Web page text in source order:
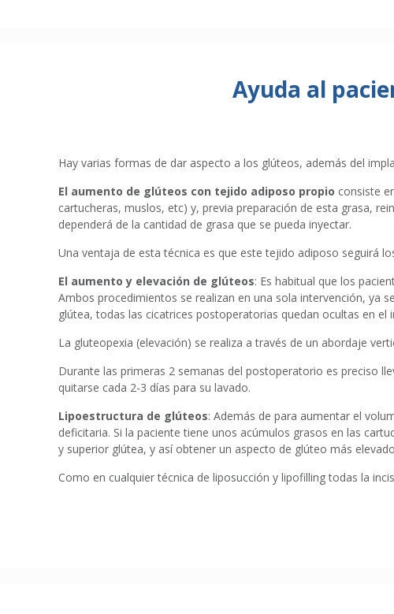
Ayuda al
Hay varias formas de dar aspecto a los glúteos, además del
El aumento de glúteos con tejido adiposo propio consiste
cartucheras, muslos, etc) y, previa preparación de esta grasa,
dependerá de la cantidad de grasa que se pueda inyectar.
Una ventaja de esta técnica es que este tejido adiposo seguirá
El aumento y elevación de glúteos: Es habitual que los
Ambos procedimientos se realizan en una sola intervención, ya
glútea, todas las cicatrices postoperatorias quedan ocultas en el
La gluteopexia (elevación) se realiza a través de un abordaje
Durante las primeras 2 semanas del postoperatorio es preciso
quitarse cada 2-3 días para su lavado.
Lipoestructura de glúteos: Además de para aumentar el
deficitaria. Si la paciente tiene unos acúmulos grasos en las
y superior glútea, y así obtener un aspecto de glúteo más
Como en cualquier técnica de liposucción y lipofilling todas la